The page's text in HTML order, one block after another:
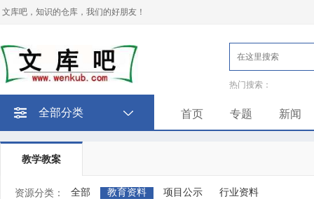
文库吧，知识的仓库，我们的好朋友！
热门搜索：
全部分类 首页 专题 新闻
教学教案
资源分类： 全部 教育资料 项目公示 行业资料